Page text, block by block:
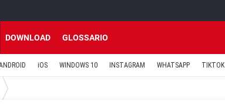
DOWNLOAD GLOSSARIO
iOS WINDOWS 10 INSTAGRAM WHATSAPP TIKTOK